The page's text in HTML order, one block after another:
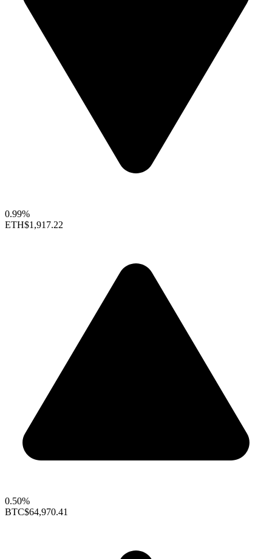
0.99%
ETH$1,917.22
0.50%
BTC$64,970.41